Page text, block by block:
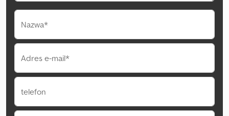
Nazwa*
Adres e-mail*
telefon